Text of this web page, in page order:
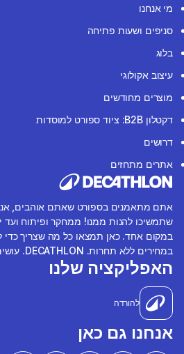
מי אנחנו
סניפים ושעות פתיחה
בלוג
עיצוב אקולוגי
מוצרים מחודשים
דקטלון B2B: ציוד ספורט למוסדות
דרושים
אתרים מתחזים
אתם מתאמנים בספורט שאתם אוהבים,
שתמשיכו להנות ממנו! ממחקר ופיתוח ועד
במקום אחד. כאן תמצאו כל מה שצריך כדי
במחירים ללא תחרות. DECATHLON. עושים ספורט יחד!
האפליקציה שלנו
להורדה
אנחנו גם כאן